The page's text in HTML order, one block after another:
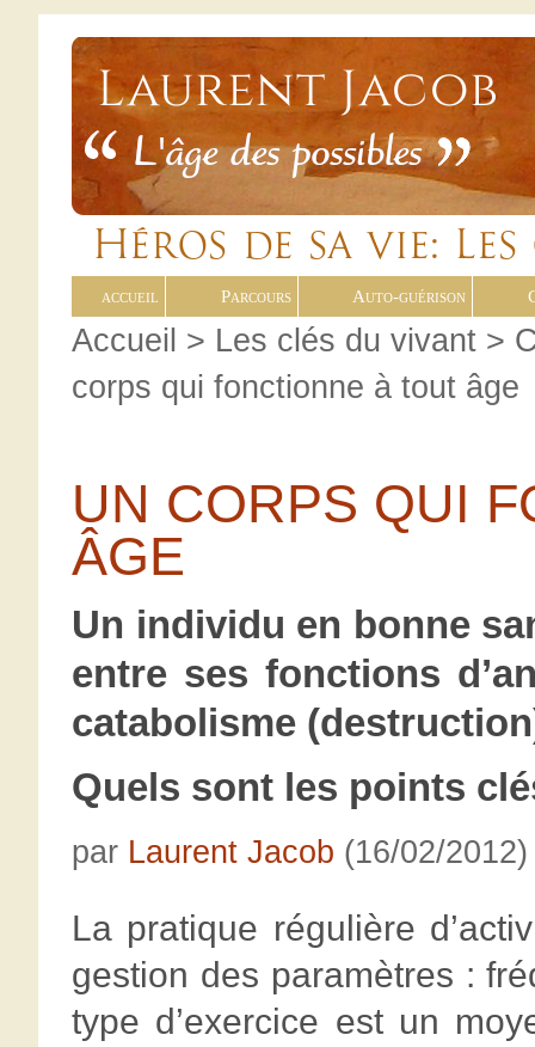
accueil Parcours Auto-guérison
Accueil > Les clés du vivant >
corps qui fonctionne à tout âge
UN CORPS QUI
ÂGE
Un individu en bonne
entre ses fonctions
catabolisme
Quels sont les points
par Laurent Jacob (16/02/2012)
La pratique régulière
gestion des paramètres :
type d’exercice est un